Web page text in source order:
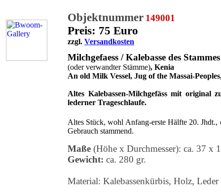
Objektnummer 149001
Preis: 75 Euro
zzgl. Versandkosten
Milchgefaess / Kalebasse des
(oder verwandter Stämme), Kenia
An old Milk Vessel, Jug of the Massai-
Altes Kalebassen-Milchgefäss mit original
lederner Trageschlaufe.
Altes Stück, wohl Anfang-erste Hälfte 20. Jhdt.,
Gebrauch stammend.
Maße (Höhe x Durchmesser): ca. 37 x
Gewicht: ca. 280 gr.
Material: Kalebassenkürbis, Holz, Leder